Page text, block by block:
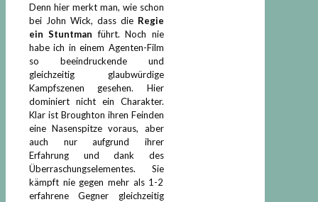
Denn hier merkt man, wie schon
bei John Wick, dass die Regie
ein Stuntman führt. Noch nie
habe ich in einem Agenten-Film
so beeindruckende und
gleichzeitig glaubwürdige
Kampfszenen gesehen. Hier
dominiert nicht ein Charakter.
Klar ist Broughton ihren Feinden
eine Nasenspitze voraus, aber
auch nur aufgrund ihrer
Erfahrung und dank des
Überraschungselementes. Sie
kämpft nie gegen mehr als 1-2
erfahrene Gegner gleichzeitig